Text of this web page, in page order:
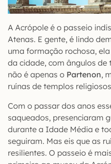
A Acrópole é o passeio
Atenas. E gente, é lindo
uma formação rochosa,
da cidade, com ângulos
não é apenas o Partenon,
ruínas de templos
Com o passar dos anos
saqueados, presenciaram
durante a Idade Média e
seguiram. Mas eis que as
resilientes. O passeio é